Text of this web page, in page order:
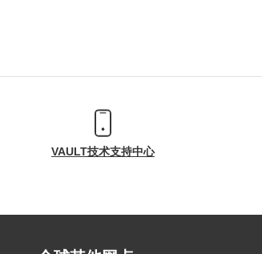
VAULT技术支持中心